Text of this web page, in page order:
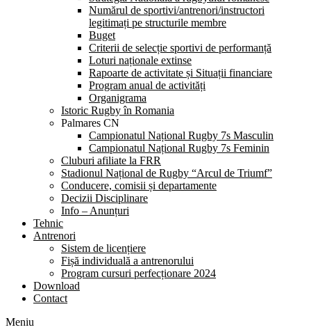
Numărul de sportivi/antrenori/instructori
legitimați pe structurile membre
Buget
Criterii de selecție sportivi de performanță
Loturi naționale extinse
Rapoarte de activitate și Situații financiare
Program anual de activități
Organigrama
Istoric Rugby în Romania
Palmares CN
Campionatul Național Rugby 7s Masculin
Campionatul Național Rugby 7s Feminin
Cluburi afiliate la FRR
Stadionul Național de Rugby “Arcul de Triumf”
Conducere, comisii și departamente
Decizii Disciplinare
Info – Anunțuri
Tehnic
Antrenori
Sistem de licențiere
Fișă individuală a antrenorului
Program cursuri perfecționare 2024
Download
Contact
Meniu